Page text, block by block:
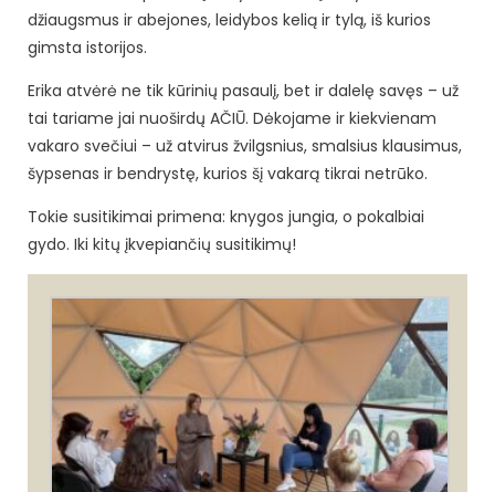
džiaugsmus ir abejones, leidybos kelią ir tylą, iš kurios
gimsta istorijos.
Erika atvėrė ne tik kūrinių pasaulį, bet ir dalelę savęs – už
tai tariame jai nuoširdų AČIŪ. Dėkojame ir kiekvienam
vakaro svečiui – už atvirus žvilgsnius, smalsius klausimus,
šypsenas ir bendrystę, kurios šį vakarą tikrai netrūko.
Tokie susitikimai primena: knygos jungia, o pokalbiai
gydo. Iki kitų įkvepiančių susitikimų!